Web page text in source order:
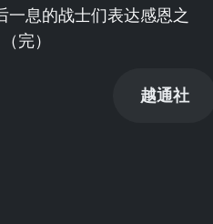
息的战士们表达感恩之
完）
越通社